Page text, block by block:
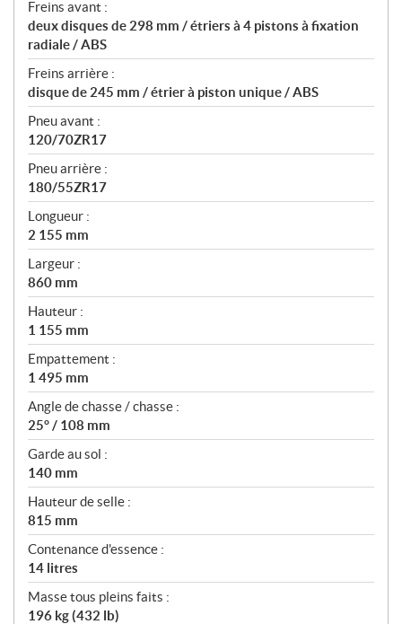
Freins avant :
deux disques de 298 mm / étriers à 4 pistons à fixation
radiale / ABS
Freins arrière :
disque de 245 mm / étrier à piston unique / ABS
Pneu avant :
120/70ZR17
Pneu arrière :
180/55ZR17
Longueur :
2 155 mm
Largeur :
860 mm
Hauteur :
1 155 mm
Empattement :
1 495 mm
Angle de chasse / chasse :
25° / 108 mm
Garde au sol :
140 mm
Hauteur de selle :
815 mm
Contenance d'essence :
14 litres
Masse tous pleins faits :
196 kg (432 lb)